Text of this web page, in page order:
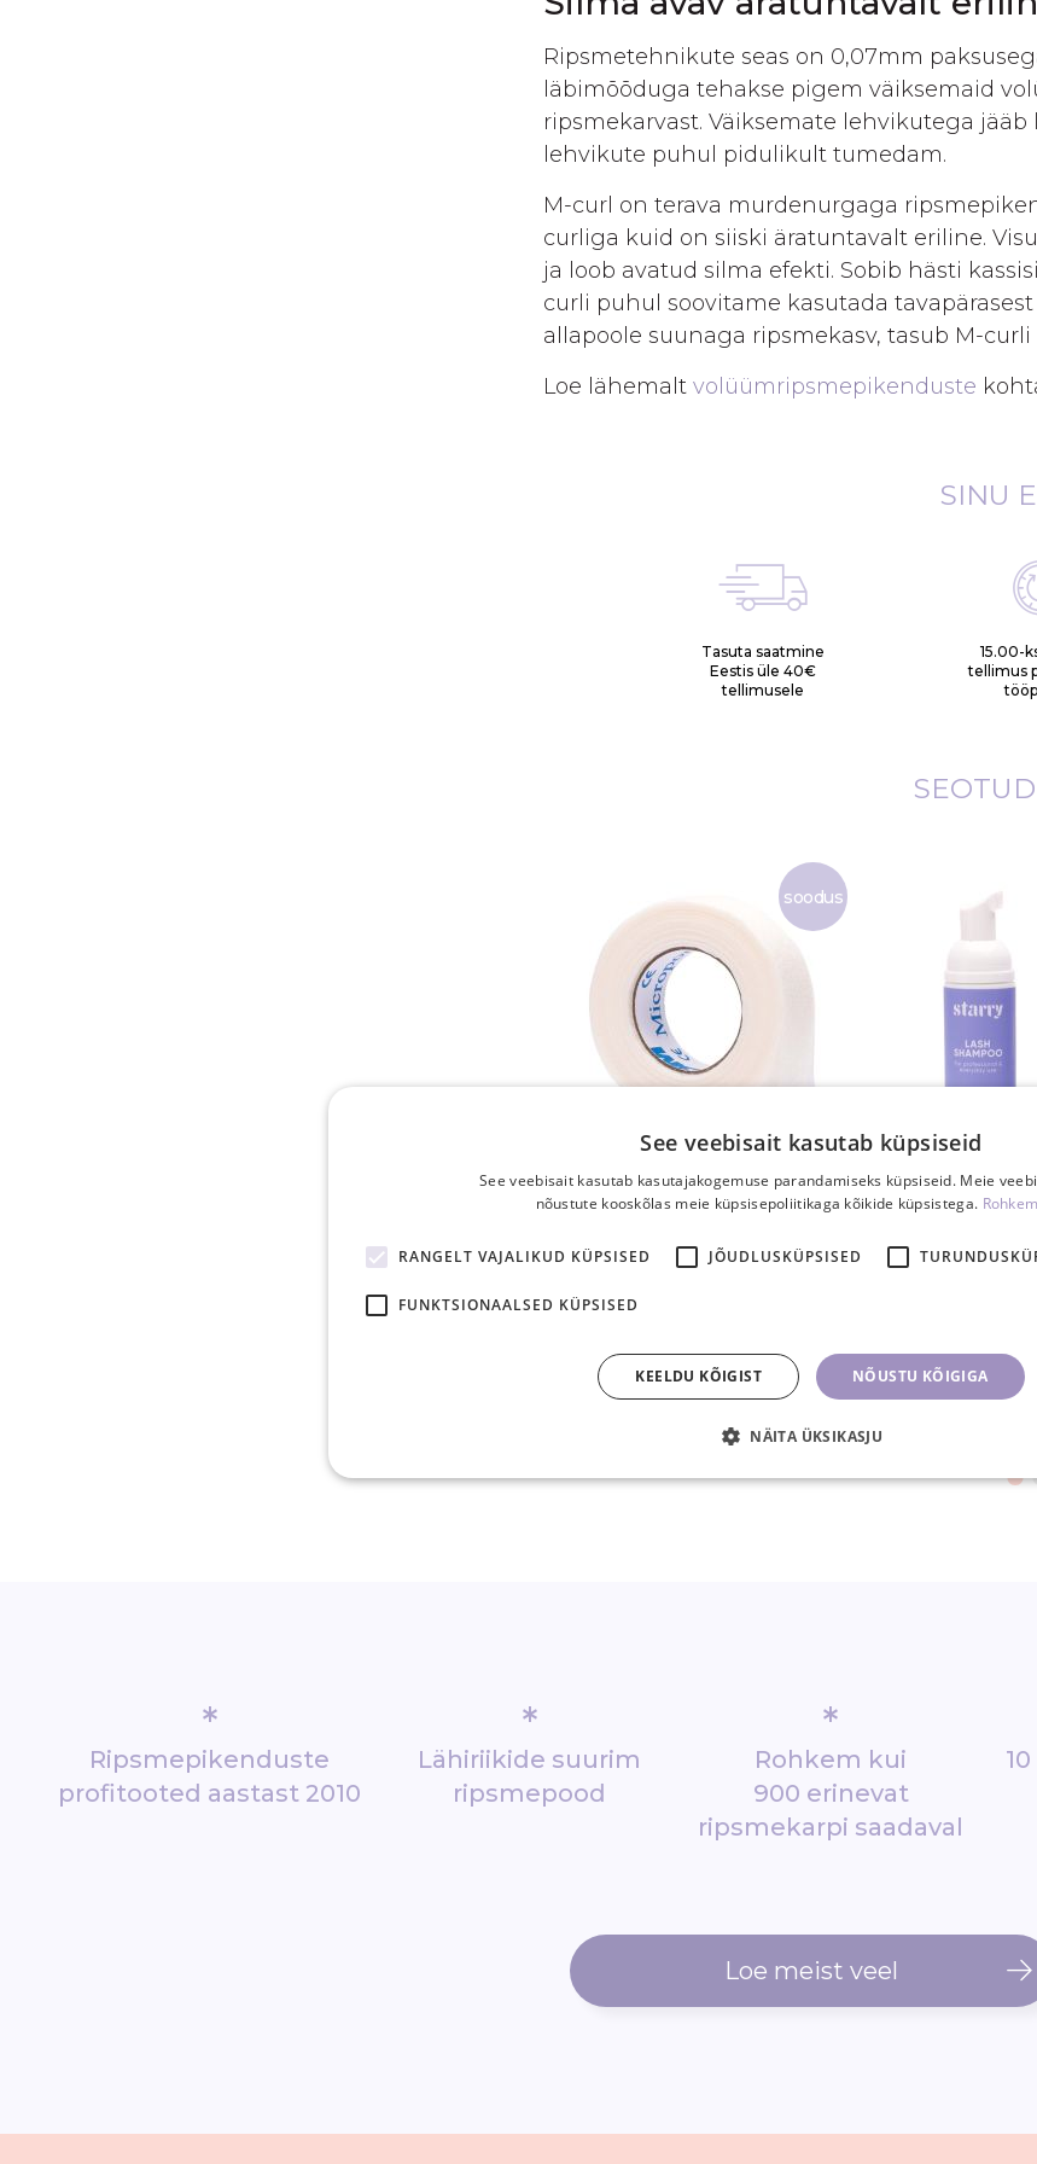
gallery
Ripsmetehnikute seas on 0,07mm
läbimõõduga tehakse pigem väiksemaid
ripsmekarvast. Väiksemate lehvikutega
lehvikute puhul pidulikult tumedam.
M-curl on terava murdenurgaga
curliga kuid on siiski äratuntavalt eriline.
ja loob avatud silma efekti. Sobib hästi
curli puhul soovitame kasutada
allapoole suunaga ripsmekasv, tasub M-
Loe lähemalt volüümripsmepikenduste
SINU
Tasuta saatmine
Eestis üle 40€
tellimusele
15.00-
tellimus
soodus
3M Micropore paberteip 12mm
0,75 €
*
Ripsmepikenduste
profitooted aastast 2010
*
Lähiriikide suurim
ripsmepood
*
Rohkem kui
900 erinevat
ripsmekarpi saadaval
Loe meist veel
See veebisait kasutab küpsiseid
See veebisait kasutab kasutajakogemuse parandamiseks küpsiseid. Meie
nõustute kooskõlas meie küpsisepoliitikaga kõikide küpsistega.
RANGELT VAJALIKUD KÜPSISED JÕUDLUSKÜPSISED
FUNKTSIONAALSED KÜPSISED
NÕUSTU KÕIGIGA
KEELDU KÕIGIST
NÄITA ÜKSIKASJU